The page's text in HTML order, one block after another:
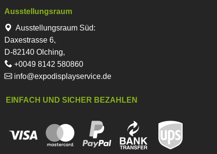
Ausstellungsraum
Ausstellungsraum Süd:
Daxestrasse 6,
D-82140 Olching,
+0049 8142 580860
info@expodisplayservice.de
EINFACH UND SICHER BEZAHLEN